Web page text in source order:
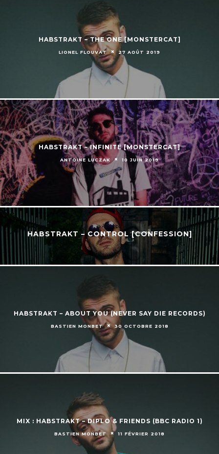
HABSTRAKT – THE ONE [MONSTERCAT]
LIONEL FLOUVAT 27 AOÛT 2019
HABSTRAKT – INFINITE [MONSTERCAT]
ANTOINE LUCZAK 10 JUIN 2019
HABSTRAKT – CONTROL [CONFESSION]
HABSTRAKT – ABOUT YOU (NEVER SAY DIE RECORDS)
BASTIEN MONBET 30 OCTOBRE 2018
MIX : HABSTRAKT – DIPLO & FRIENDS (BBC RADIO 1)
BASTIEN MONBET 11 FÉVRIER 2018